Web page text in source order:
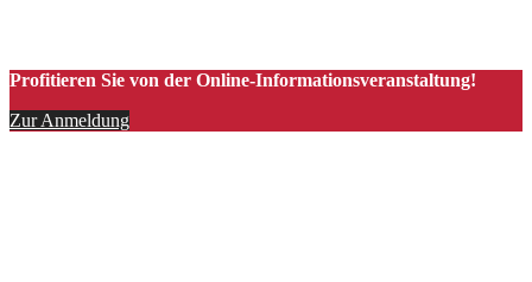
Profitieren Sie von der Online-Informationsveranstaltung!
Zur Anmeldung